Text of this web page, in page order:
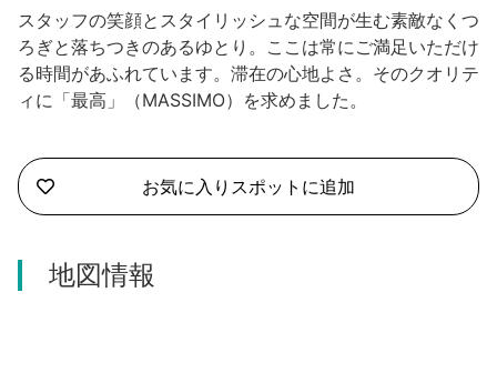
沼津市
三島市
函南町
伊東市
モデルコース
宿泊・予約
AIルートプランナー
日本語
スタッフの笑顔とスタイリッシュな空間が生む素敵なくつ
ろぎと落ちつきのあるゆとり。ここは常にご満足いただけ
る時間があふれています。滞在の心地よさ。そのクオリテ
ィに「最高」（MASSIMO）を求めました。
お気に入りスポットに追加
地図情報